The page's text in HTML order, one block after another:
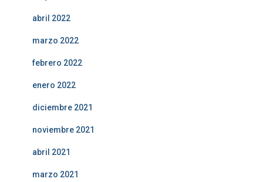
abril 2022
marzo 2022
febrero 2022
enero 2022
diciembre 2021
noviembre 2021
abril 2021
marzo 2021